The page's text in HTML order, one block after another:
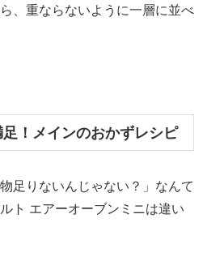
、重ならないように一層に並べ
！メインのおかずレシピ
足りないんじゃない？」なんて
ト エアーオーブンミニは違い